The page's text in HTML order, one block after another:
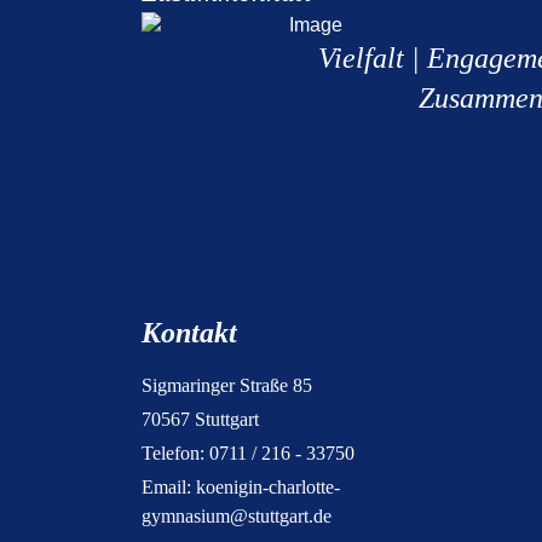
Vielfalt |
Kontakt
Sigmaringer Straße 85
70567 Stuttgart
Telefon: 0711 / 216 - 33750
Email: koenigin-charlotte-
gymnasium@stuttgart.de